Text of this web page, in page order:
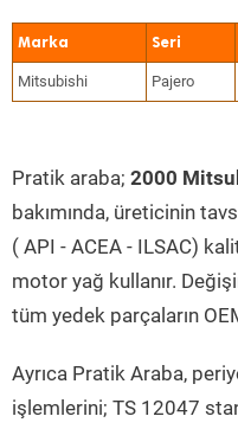
Marka Seri
Mitsubishi Pajero
Pratik araba; 2000
bakımında, üreticinin
( API - ACEA - ILSAC)
motor yağ kullanır.
tüm yedek parçaların
Ayrıca Pratik Araba,
işlemlerini; TS 12047